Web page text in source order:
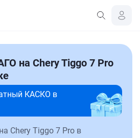
на Chery Tiggo 7 Pro
КАСКО в
Chery Tiggo 7 Pro в